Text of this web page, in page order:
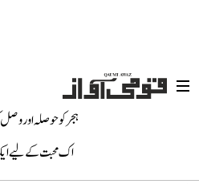
ہجر کو حوصلہ اور
اک محبت کے لیے